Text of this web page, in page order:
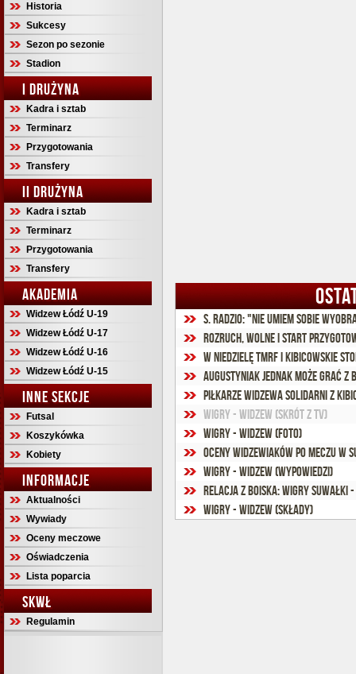
Historia
Sukcesy
Sezon po sezonie
Stadion
I DRUŻYNA
Kadra i sztab
Terminarz
Przygotowania
Transfery
II DRUŻYNA
Kadra i sztab
Terminarz
Przygotowania
Transfery
AKADEMIA
Widzew Łódź U-19
Widzew Łódź U-17
Widzew Łódź U-16
Widzew Łódź U-15
INNE SEKCJE
Futsal
Koszykówka
Kobiety
INFORMACJE
Aktualności
Wywiady
Oceny meczowe
Oświadczenia
Lista poparcia
SKWŁ
Regulamin
S. Radzio: "Nie umiem sobie
Rozruch, wolne i start
W niedzielę TMRF i kibicowskie
Augustyniak jednak może grać z
Piłkarze Widzewa solidarni z
Wigry - Widzew (skrót z TV)
Wigry - Widzew (foto)
Oceny widzewiaków po meczu w
Wigry - Widzew (wypowiedzi)
Relacja z boiska: Wigry Suwałki -
Wigry - Widzew (składy)